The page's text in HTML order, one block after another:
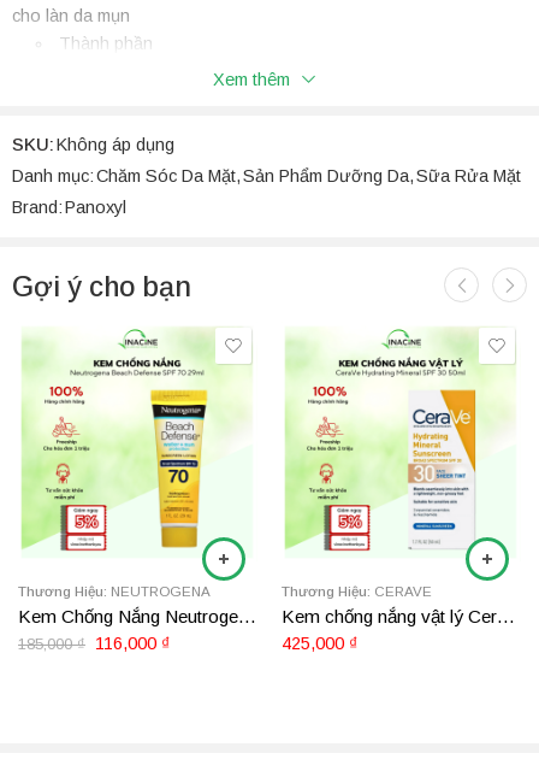
cho làn da mụn
Thành phần
Các Mẹo Vặt Bảo Vệ Sức Khỏe Da Mụn
Sữa rửa mặt Panoxyl Acne Foaming Wash: Giải
mụn được tin dùng rộng rãi trên thị trường hiện nay. Với hai nồng
độ chính là 4% và 10% Benzoyl Peroxide, sản phẩm này phù hợp
với nhiều mức độ mụn khác nhau, từ nhẹ đến nặng.
Xem thêm
SKU:Không áp dụng
Danh mục:Chăm Sóc Da Mặt,Sản Phẩm Dưỡng Da,Sữa Rửa Mặt
Brand:Panoxyl
Gợi ý cho bạn
Thương Hiệu: NEUTROGENA
Kem Chống Nắng Neutrogena Beach Defense SPF 70 29ml
185,000₫ 116,000 ₫
Thương Hiệu: CERAVE
Kem chống nắng vật lý CeraVe Hydrating Mineral SPF 30 50ml
425,000 ₫